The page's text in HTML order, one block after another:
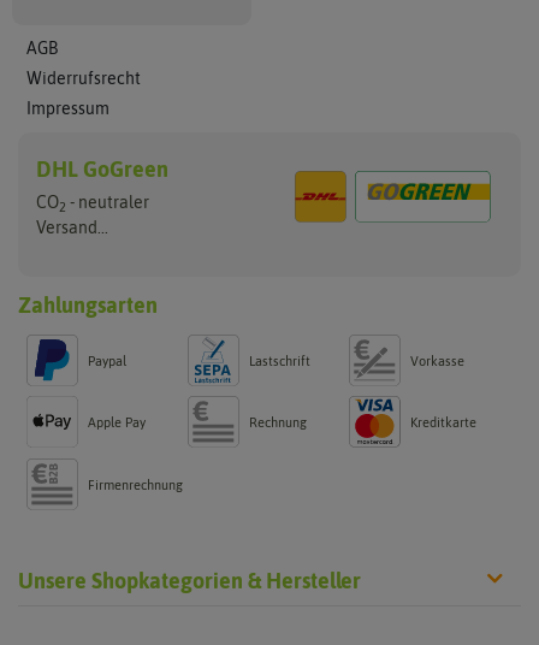
AGB
Widerrufsrecht
Impressum
DHL GoGreen
CO2 - neutraler
Versand...
Zahlungsarten
Paypal Lastschrift Vorkasse
Apple Pay Rechnung Kreditkarte
Firmenrechnung
Unsere Shopkategorien & Hersteller